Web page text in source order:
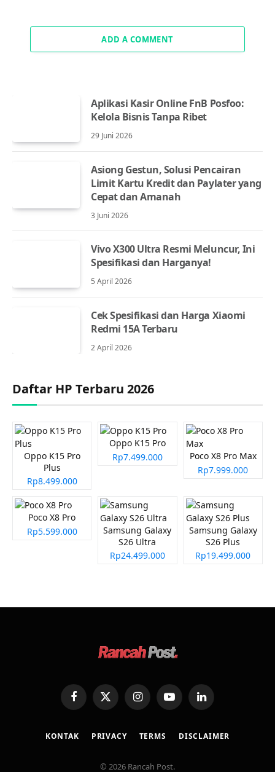
ADD A COMMENT
Aplikasi Kasir Online FnB Posfoo:
Kelola Bisnis Tanpa Ribet
29 Juni 2026
Asiong Gestun, Solusi Pencairan
Limit Kartu Kredit dan Paylater yang
Cepat dan Amanah
3 Juni 2026
Vivo X300 Ultra Resmi Meluncur, Ini
Spesifikasi dan Harganya!
5 April 2026
Cek Spesifikasi dan Harga Xiaomi
Redmi 15A Terbaru
2 April 2026
Daftar HP Terbaru 2026
Oppo K15 Pro
Plus
Rp8.499.000
Oppo K15 Pro
Rp7.499.000
Poco X8 Pro Max
Rp7.999.000
Poco X8 Pro
Rp5.599.000
Samsung Galaxy
S26 Ultra
Rp24.499.000
Samsung Galaxy
S26 Plus
Rp19.499.000
FacebookX
(Twitter)
InstagramYouTubeLinkedIn
KONTAK PRIVACY TERMS DISCLAIMER
© 2026 Rancah Post.